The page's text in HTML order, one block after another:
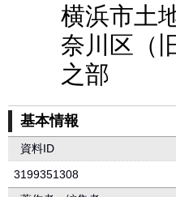
横浜市土
奈川区（
之部
基本情報
資料ID
3199351308